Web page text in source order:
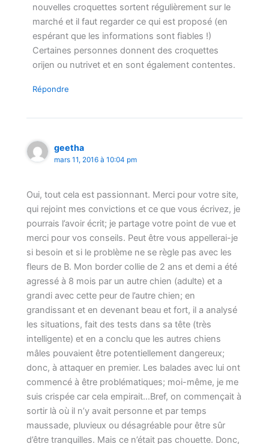
nouvelles croquettes sortent régulièrement sur le
marché et il faut regarder ce qui est proposé (en
espérant que les informations sont fiables !)
Certaines personnes donnent des croquettes
orijen ou nutrivet et en sont également contentes.
Répondre
geetha
mars 11, 2016 à 10:04 pm
Oui, tout cela est passionnant. Merci pour votre site,
qui rejoint mes convictions et ce que vous écrivez, je
pourrais l’avoir écrit; je partage votre point de vue et
merci pour vos conseils. Peut être vous appellerai-je
si besoin et si le problème ne se règle pas avec les
fleurs de B. Mon border collie de 2 ans et demi a été
agressé à 8 mois par un autre chien (adulte) et a
grandi avec cette peur de l’autre chien; en
grandissant et en devenant beau et fort, il a analysé
les situations, fait des tests dans sa tête (très
intelligente) et en a conclu que les autres chiens
mâles pouvaient être potentiellement dangereux;
donc, à attaquer en premier. Les balades avec lui ont
commencé à être problématiques; moi-même, je me
suis crispée car cela empirait…Bref, on commençait à
sortir là où il n’y avait personne et par temps
maussade, pluvieux ou désagréable pour être sûr
d’être tranquilles. Mais ce n’était pas chouette. Donc,